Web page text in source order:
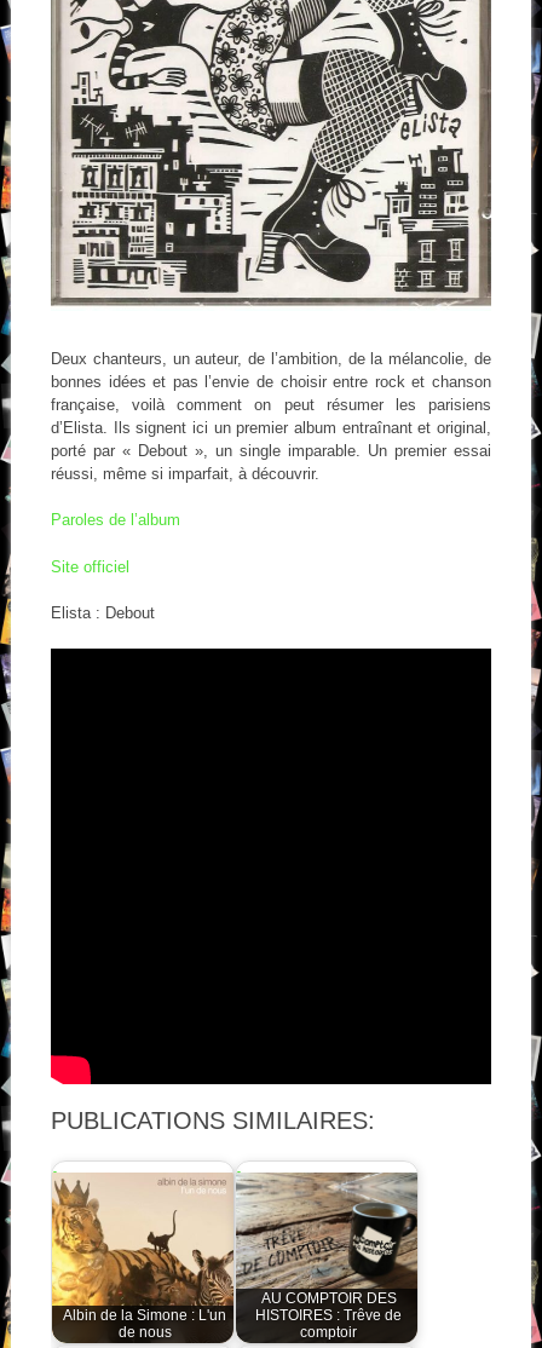
Deux chanteurs, un auteur, de l’ambition, de la mélancolie, de
bonnes idées et pas l’envie de choisir entre rock et chanson
française, voilà comment on peut résumer les parisiens
d’Elista. Ils signent ici un premier album entraînant et original,
porté par « Debout », un single imparable. Un premier essai
réussi, même si imparfait, à découvrir.
Paroles de l’album
Site officiel
Elista : Debout
PUBLICATIONS SIMILAIRES:
Albin de la Simone : L'un
de nous
AU COMPTOIR DES
HISTOIRES : Trêve de
comptoir